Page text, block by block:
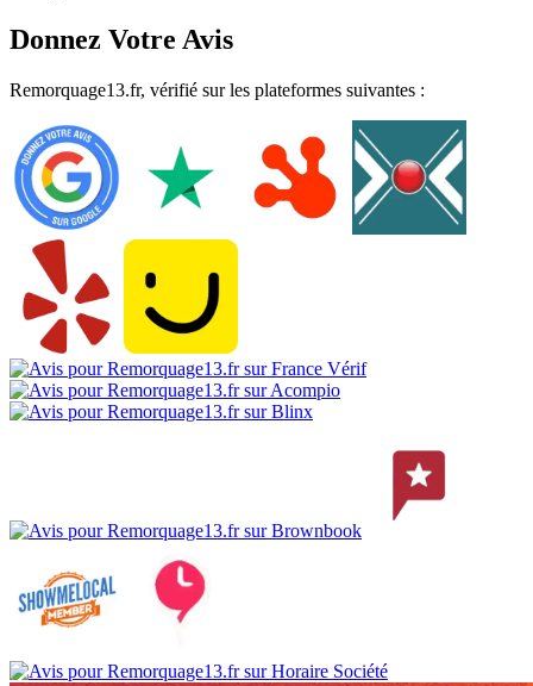
Donnez Votre Avis
Remorquage13.fr, vérifié sur les plateformes suivantes :